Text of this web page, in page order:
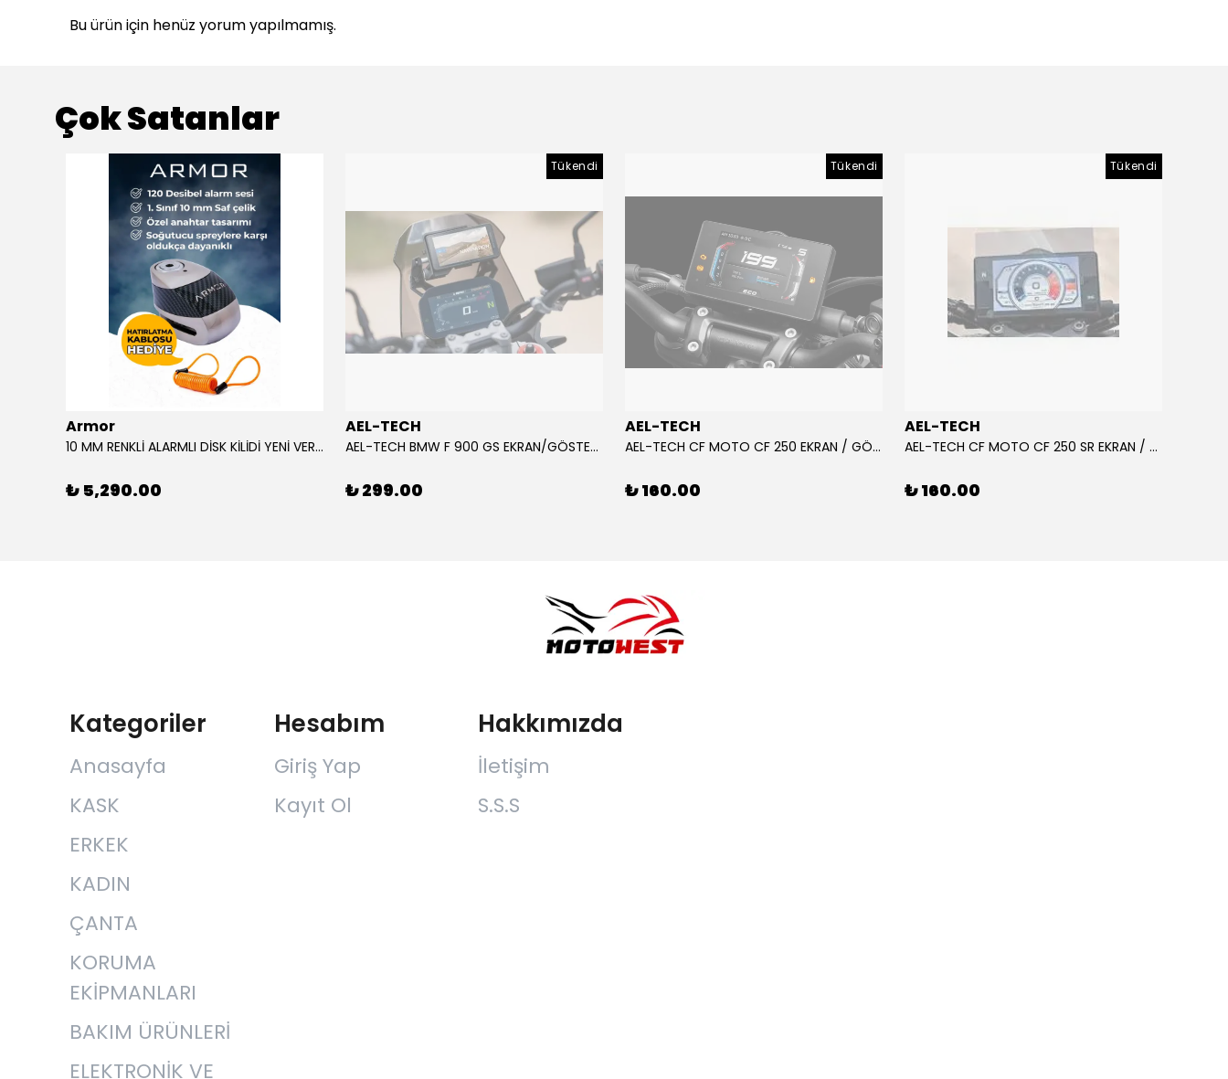
Bu ürün için henüz yorum yapılmamış.
Çok Satanlar
Armor
10 MM RENKLİ ALARMLI DİSK KİLİDİ YENİ VERSİYON
₺ 5,290.00
Tükendi
AEL-TECH
AEL-TECH BMW F 900 GS EKRAN/GÖSTERGE KORUYUCU 2024-2025
₺ 299.00
Tükendi
AEL-TECH
AEL-TECH CF MOTO CF 250 EKRAN / GÖSTERGE KORUYUCU 2020-2022
₺ 160.00
Tükendi
AEL-TECH
AEL-TECH CF MOTO CF 250 SR EKRAN / GÖSTERGE KORUYUCU 2023-2025
₺ 160.00
Kategoriler
Anasayfa
KASK
ERKEK
KADIN
ÇANTA
KORUMA
EKİPMANLARI
BAKIM ÜRÜNLERİ
ELEKTRONİK VE
Hesabım
Giriş Yap
Kayıt Ol
Hakkımızda
İletişim
S.S.S